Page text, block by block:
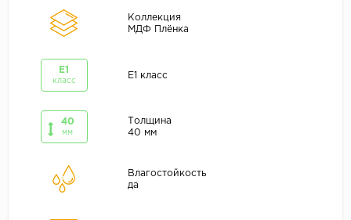
Коллекция
МДФ Плёнка
E1
класс
E1 класс
40
мм
Толщина
40 мм
Влагостойкость
да